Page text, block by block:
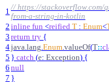
1 // https://stackoverflow.com/
from-a-string-in-kotlin
2 inline fun <reified T : Enum<
3 return try {
4java lang Enum valueOf(T::
5 } catch (e: Exception) {
6 null
7 }